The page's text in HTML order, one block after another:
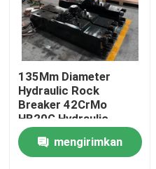
Rumah
Produk
135Mm Diameter
Hydraulic Rock
Breaker 42CrMo
HB20G Hydraulic
Breaker Cylinder Rock
DS13C Hammer
Bagian-bagian suku
mengirimkan